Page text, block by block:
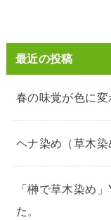
最近の投稿
春の味覚が色に変
ヘナ染め（草木染
「榊で草木染め
た。